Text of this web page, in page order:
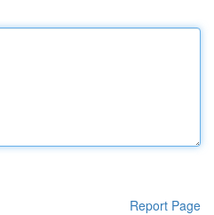
Report Page